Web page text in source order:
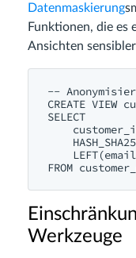
Datenmaskierung
Funktionen, die es
Ansichten
--
CREATE VIEW
SELECT
Werkzeuge